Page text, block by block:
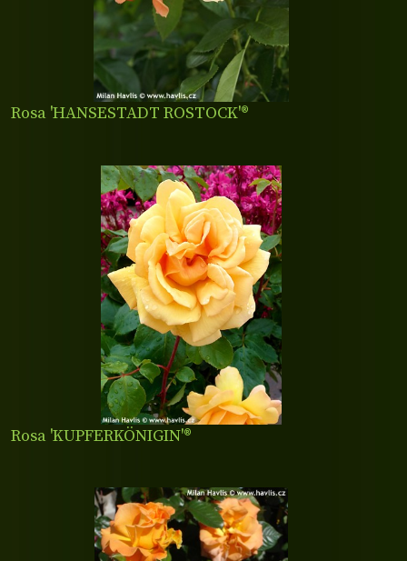
Rosa 'HANSESTADT ROSTOCK'®
Rosa 'KUPFERKÖNIGIN'­®